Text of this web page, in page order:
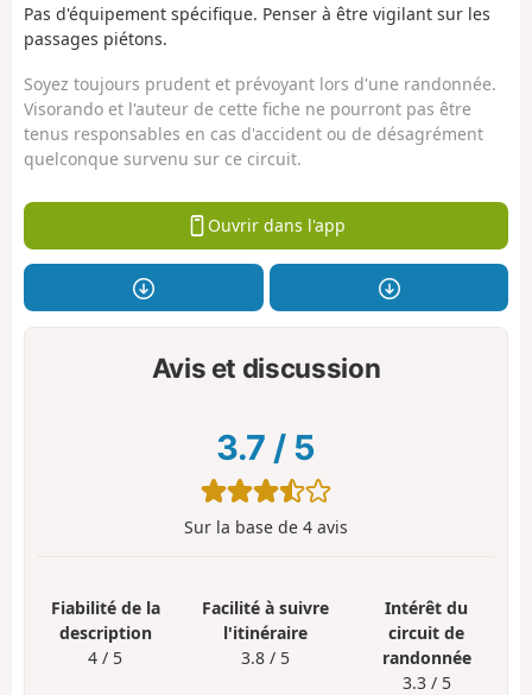
Pas d'équipement spécifique. Penser à être vigilant sur les
passages piétons.
Soyez toujours prudent et prévoyant lors d'une randonnée.
Visorando et l'auteur de cette fiche ne pourront pas être
tenus responsables en cas d'accident ou de désagrément
quelconque survenu sur ce circuit.
Ouvrir dans l'app
Avis et discussion
3.7 / 5
Sur la base de 4 avis
Fiabilité de la
description
4 / 5
Facilité à suivre
l'itinéraire
3.8 / 5
Intérêt du
circuit de
randonnée
3.3 / 5